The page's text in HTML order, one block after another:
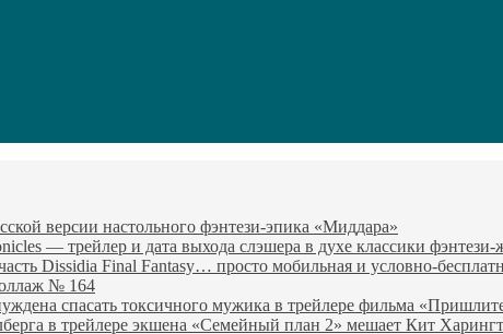
версии настольного фэнтези-эпика «Миддара»
— трейлер и дата выхода слэшера в духе классики фэнтези-
Dissidia Final Fantasy… просто мобильная и условно-
№ 164
спасать токсичного мужика в трейлере фильма
в трейлере экшена «Семейный план 2» мешает Кит